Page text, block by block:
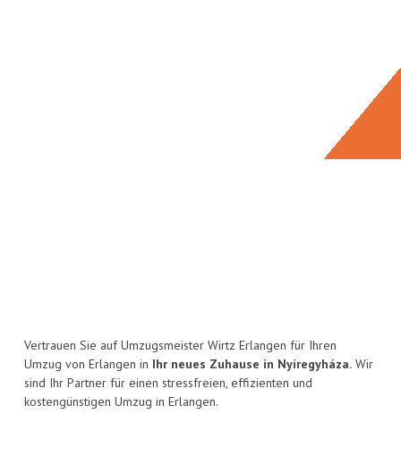
Vertrauen Sie auf Umzugsmeister Wirtz Erlangen für Ihren
Umzug von Erlangen in Ihr neues Zuhause in Nyíregyháza. Wir
sind Ihr Partner für einen stressfreien, effizienten und
kostengünstigen Umzug in Erlangen.